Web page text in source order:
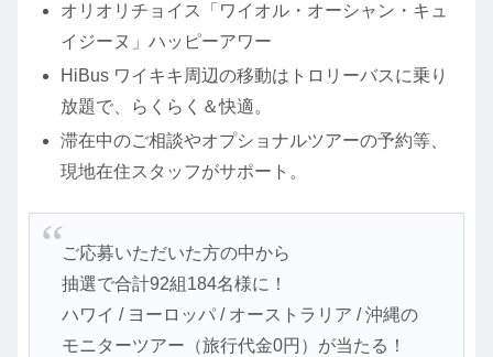
オリオリチョイス「ワイオル・オーシャン・キュ
イジーヌ」ハッピーアワー
HiBus ワイキキ周辺の移動はトロリーバスに乗り
放題で、らくらく＆快適。
滞在中のご相談やオプショナルツアーの予約等、
現地在住スタッフがサポート。
ご応募いただいた方の中から
抽選で合計92組184名様に！
ハワイ / ヨーロッパ / オーストラリア / 沖縄の
モニターツアー（旅行代金0円）が当たる！